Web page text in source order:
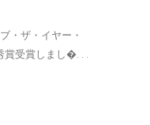
・ザ・イヤー・
受賞しまし�. . .